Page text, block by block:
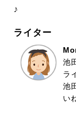
♪
ライター
池
ラ
池
い